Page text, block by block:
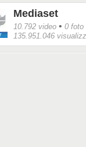
Mediaset
10.792 video • 0 foto
135.951.046